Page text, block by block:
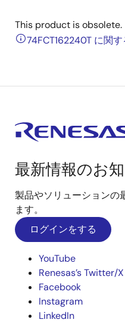
This product is obsolete.
74FCT162240T に関
最新情報のお
製品やソリューションの
ます。
ログインをする
YouTube
Renesas’s Twitter/X
Facebook
Instagram
LinkedIn